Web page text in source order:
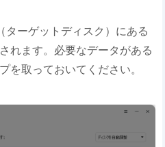
ーゲットディスク）にある
れます。必要なデータがある
を取っておいてください。